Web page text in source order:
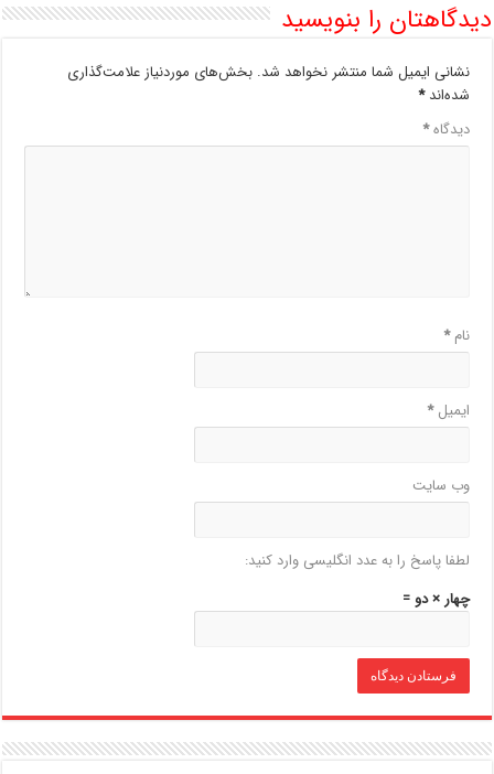
دیدگاهتان را بنویسید
نشانی ایمیل شما منتشر نخواهد شد. بخش‌های موردنیاز علامت‌گذاری
شده‌اند*
دیدگاه*
نام*
ایمیل*
وب‌ سایت
لطفا پاسخ را به عدد انگلیسی وارد کنید:
چهار × دو =